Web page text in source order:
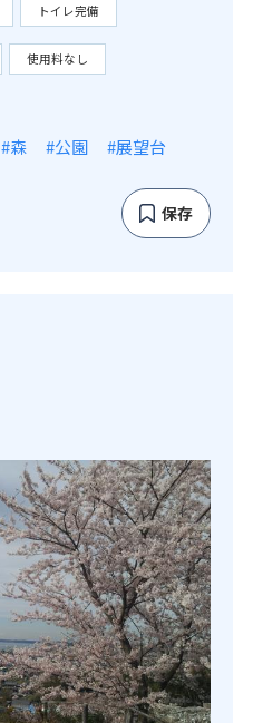
トイレ完備
使用料なし
#森 #公園 #展望台
保存